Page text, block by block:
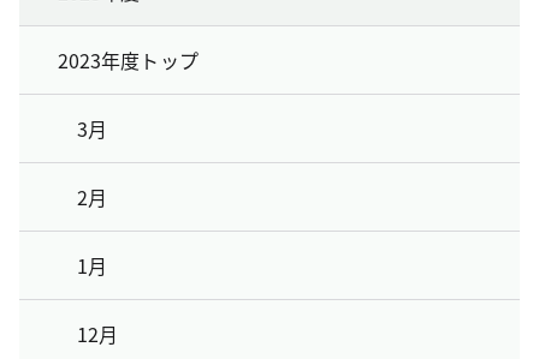
2023年度トップ
3月
2月
1月
12月